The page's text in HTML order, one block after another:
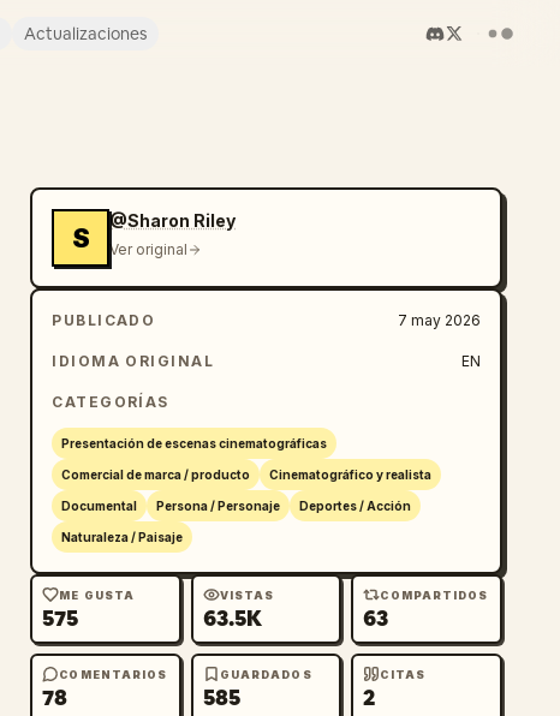
Actualizaciones
S
@Sharon Riley
Ver original
PUBLICADO 7 may 2026
IDIOMA ORIGINAL EN
CATEGORÍAS
Presentación de escenas cinematográficas
Comercial de marca / producto Cinematográfico y realista
Documental Persona / Personaje Deportes / Acción
Naturaleza / Paisaje
ME GUSTA
575
VISTAS
63.5K
COMPARTIDOS
63
COMENTARIOS
78
GUARDADOS
585
CITAS
2